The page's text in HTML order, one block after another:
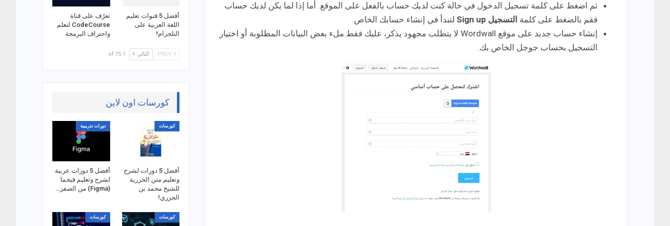
ثم اضغط على كلمة تسجيل الدخول في حالة كنت لديك حساب بالفعل على الموقع. أما إذا لما يكن لديك حساب
فقم بالضغط على كلمة التسجيل Sign up لتبدأ في إنشاء حسابك الخاص.
إنشاء حساب جديد على موقع Wordwall لا يتطلب مجهود يذكر، عليك فقط ملء بعض البيانات المطلوبة أو اختيار
التسجيل بحساب جوجل الخاص بك.
أفضل 5 قنوات تعليم
اللغة العربية على
التلجرام!
تعرّف على قناة
CodeCourse لتعلم
واحتراف البرمجة
التالي 1 of 75
كورسات اون لاين
كورسات
أفضل 5 دورات لشرح
وتعليم متن الجزرية
للشيخ محمد بن
الجزري!
دورات تدريبية
أفضل 5 دورات عربية
لشرح وتعليم فيجما
(Figma) من الصفر…
كورسات كورسات